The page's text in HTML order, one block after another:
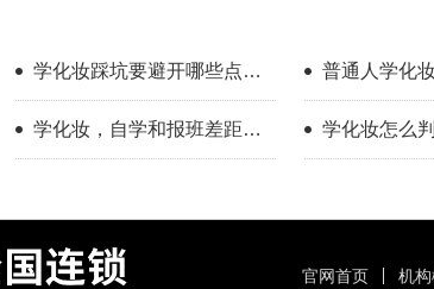
学化妆踩坑要避开哪些点？
新手择校干货分享
普通人学化
你的学习目
学化妆，自学和报班差距到
底有多大？
学化妆怎么
学靠不靠谱
官网首页 机